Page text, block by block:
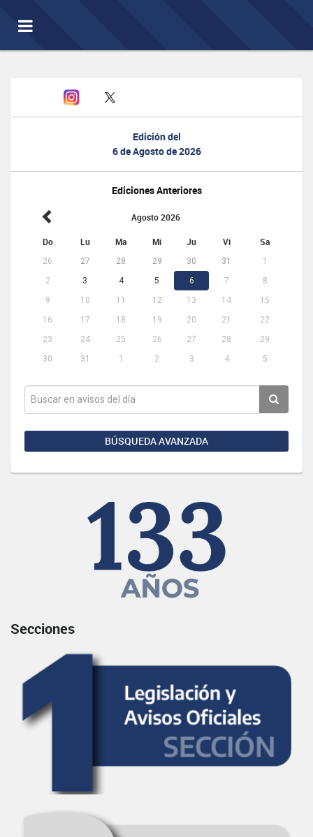
Toggle
navigation
Edición del
6 de Agosto de 2026
Ediciones Anteriores
Agosto 2026
Do Lu Ma Mi Ju Vi Sa
26 27 28 29 30 31
1
2
3 4 5 6 7
8
9
10 11 12 13 14
15
16
17 18 19 20 21
22
23
24 25 26 27 28
29
30
31 1 2 3 4 5
BÚSQUEDA AVANZADA
Secciones